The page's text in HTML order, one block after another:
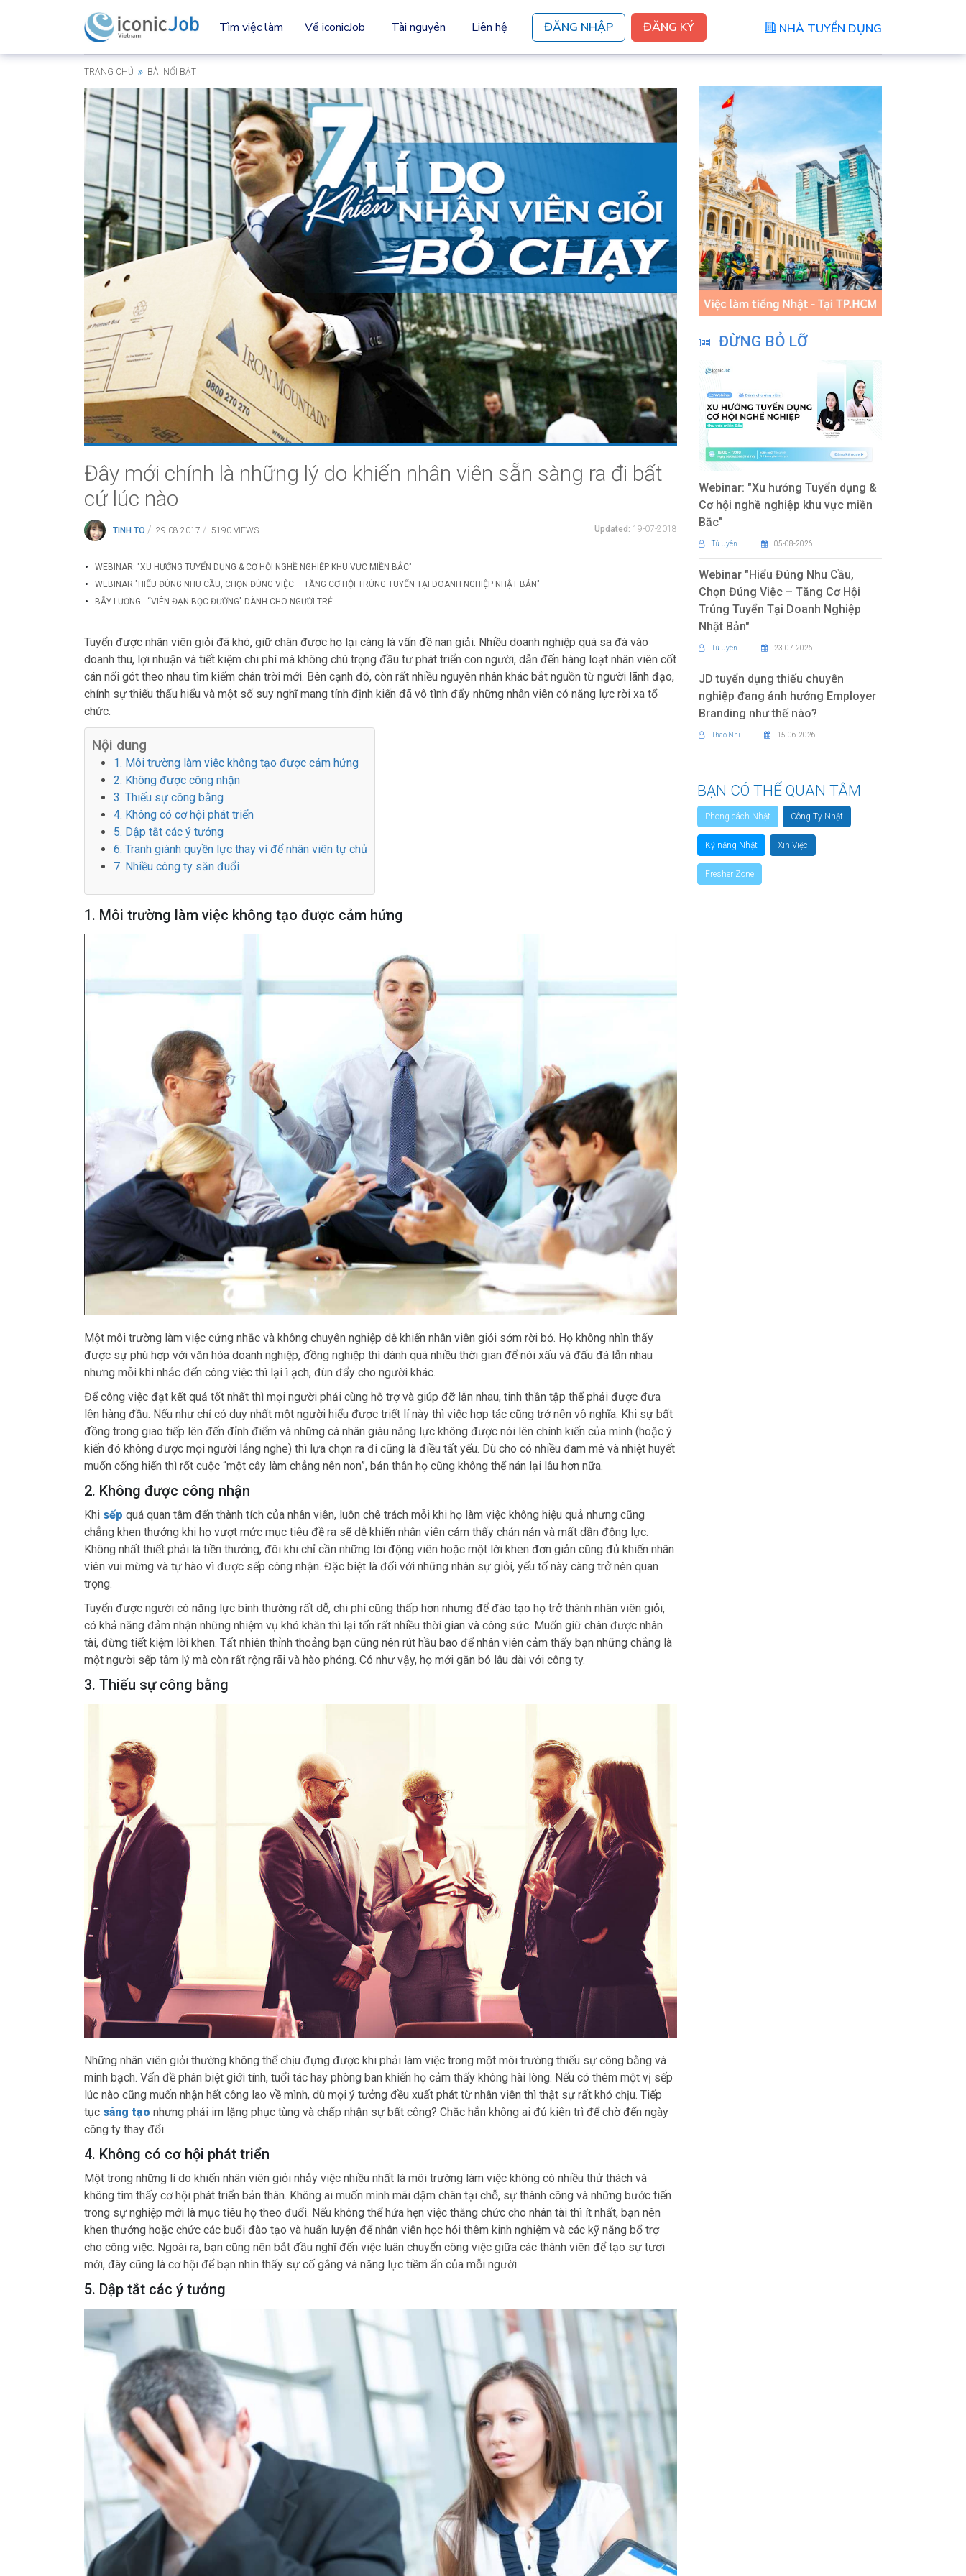
ĐĂNG NHẬP ĐĂNG KÝ NHÀ TUYỂN DỤNG
Tìm việc làm Về iconicJob Tài nguyên Liên hệ
TRANG CHỦ BÀI NỔI BẬT
Đây mới chính là những lý do khiến nhân viên sẵn sàng ra đi bất
cứ lúc nào
TINH TO / 29-08-2017 / 5190 VIEWS Updated: 19-07-2018
WEBINAR: "XU HƯỚNG TUYỂN DỤNG & CƠ HỘI NGHỀ NGHIỆP KHU VỰC MIỀN BẮC"
WEBINAR "HIỂU ĐÚNG NHU CẦU, CHỌN ĐÚNG VIỆC – TĂNG CƠ HỘI TRÚNG TUYỂN TẠI DOANH NGHIỆP NHẬT BẢN"
BẪY LƯƠNG - “VIÊN ĐẠN BỌC ĐƯỜNG" DÀNH CHO NGƯỜI TRẺ
Tuyển được nhân viên giỏi đã khó, giữ chân được họ lại càng là vấn đề nan giải. Nhiều doanh nghiệp quá sa đà vào
doanh thu, lợi nhuận và tiết kiệm chi phí mà không chú trọng đầu tư phát triển con người, dẫn đến hàng loạt nhân viên cốt
cán nối gót theo nhau tìm kiếm chân trời mới. Bên cạnh đó, còn rất nhiều nguyên nhân khác bắt nguồn từ người lãnh đạo,
chính sự thiếu thấu hiểu và một số suy nghĩ mang tính định kiến đã vô tình đẩy những nhân viên có năng lực rời xa tổ
chức.
Nội dung
1. Môi trường làm việc không tạo được cảm hứng
2. Không được công nhận
3. Thiếu sự công bằng
4. Không có cơ hội phát triển
5. Dập tắt các ý tưởng
6. Tranh giành quyền lực thay vì để nhân viên tự chủ
7. Nhiều công ty săn đuổi
1. Môi trường làm việc không tạo được cảm hứng
Một môi trường làm việc cứng nhắc và không chuyên nghiệp dễ khiến nhân viên giỏi sớm rời bỏ. Họ không nhìn thấy
được sự phù hợp với văn hóa doanh nghiệp, đồng nghiệp thì dành quá nhiều thời gian để nói xấu và đấu đá lẫn nhau
nhưng mỗi khi nhắc đến công việc thì lại ì ạch, đùn đẩy cho người khác.
Để công việc đạt kết quả tốt nhất thì mọi người phải cùng hỗ trợ và giúp đỡ lẫn nhau, tinh thần tập thể phải được đưa
lên hàng đầu. Nếu như chỉ có duy nhất một người hiểu được triết lí này thì việc hợp tác cũng trở nên vô nghĩa. Khi sự bất
đồng trong giao tiếp lên đến đỉnh điểm và những cá nhân giàu năng lực không được nói lên chính kiến của mình (hoặc ý
kiến đó không được mọi người lắng nghe) thì lựa chọn ra đi cũng là điều tất yếu. Dù cho có nhiều đam mê và nhiệt huyết
muốn cống hiến thì rốt cuộc “một cây làm chẳng nên non”, bản thân họ cũng không thể nán lại lâu hơn nữa.
2. Không được công nhận
Khi sếp quá quan tâm đến thành tích của nhân viên, luôn chê trách mỗi khi họ làm việc không hiệu quả nhưng cũng
chẳng khen thưởng khi họ vượt mức mục tiêu đề ra sẽ dễ khiến nhân viên cảm thấy chán nản và mất dần động lực.
Không nhất thiết phải là tiền thưởng, đôi khi chỉ cần những lời động viên hoặc một lời khen đơn giản cũng đủ khiến nhân
viên vui mừng và tự hào vì được sếp công nhận. Đặc biệt là đối với những nhân sự giỏi, yếu tố này càng trở nên quan
trọng.
Tuyển được người có năng lực bình thường rất dễ, chi phí cũng thấp hơn nhưng để đào tạo họ trở thành nhân viên giỏi,
có khả năng đảm nhận những nhiệm vụ khó khăn thì lại tốn rất nhiều thời gian và công sức. Muốn giữ chân được nhân
tài, đừng tiết kiệm lời khen. Tất nhiên thỉnh thoảng bạn cũng nên rút hầu bao để nhân viên cảm thấy bạn những chẳng là
một người sếp tâm lý mà còn rất rộng rãi và hào phóng. Có như vậy, họ mới gắn bó lâu dài với công ty.
3. Thiếu sự công bằng
Những nhân viên giỏi thường không thể chịu đựng được khi phải làm việc trong một môi trường thiếu sự công bằng và
minh bạch. Vấn đề phân biệt giới tính, tuổi tác hay phòng ban khiến họ cảm thấy không hài lòng. Nếu có thêm một vị sếp
lúc nào cũng muốn nhận hết công lao về mình, dù mọi ý tưởng đều xuất phát từ nhân viên thì thật sự rất khó chịu. Tiếp
tục sáng tạo nhưng phải im lặng phục tùng và chấp nhận sự bất công? Chắc hẳn không ai đủ kiên trì để chờ đến ngày
công ty thay đổi.
4. Không có cơ hội phát triển
Một trong những lí do khiến nhân viên giỏi nhảy việc nhiều nhất là môi trường làm việc không có nhiều thử thách và
không tìm thấy cơ hội phát triển bản thân. Không ai muốn mình mãi dậm chân tại chỗ, sự thành công và những bước tiến
trong sự nghiệp mới là mục tiêu họ theo đuổi. Nếu không thể hứa hẹn việc thăng chức cho nhân tài thì ít nhất, bạn nên
khen thưởng hoặc chức các buổi đào tạo và huấn luyện để nhân viên học hỏi thêm kinh nghiệm và các kỹ năng bổ trợ
cho công việc. Ngoài ra, bạn cũng nên bắt đầu nghĩ đến việc luân chuyển công việc giữa các thành viên để tạo sự tươi
mới, đây cũng là cơ hội để bạn nhìn thấy sự cố gắng và năng lực tiềm ẩn của mỗi người.
5. Dập tắt các ý tưởng
ĐỪNG BỎ LỠ
Webinar: "Xu hướng Tuyển dụng &
Cơ hội nghề nghiệp khu vực miền
Bắc"
Tú Uyên 05-08-2026
Webinar "Hiểu Đúng Nhu Cầu,
Chọn Đúng Việc – Tăng Cơ Hội
Trúng Tuyển Tại Doanh Nghiệp
Nhật Bản"
Tú Uyên 23-07-2026
JD tuyển dụng thiếu chuyên
nghiệp đang ảnh hưởng Employer
Branding như thế nào?
Thao Nhi 15-06-2026
BẠN CÓ THỂ QUAN TÂM
Phong cách Nhật Công Ty Nhật
Kỹ năng Nhật Xin Việc
Fresher Zone